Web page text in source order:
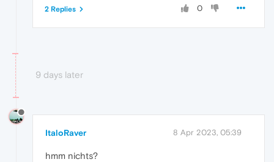
0
2 Replies
9 days later
ItaloRaver 8 Apr 2023, 05:39
hmm nichts?